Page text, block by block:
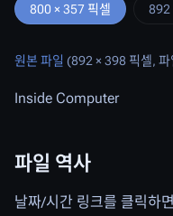
800 × 357 픽셀 892
원본 파일 (892 × 398 픽셀,
Inside Computer
파일 역사
날짜/시간 링크를 클릭하